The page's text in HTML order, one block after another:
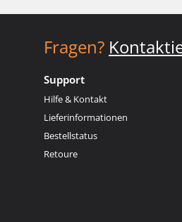
Fragen?
Support
Hilfe & Kontakt
Lieferinformationen
Bestellstatus
Retoure